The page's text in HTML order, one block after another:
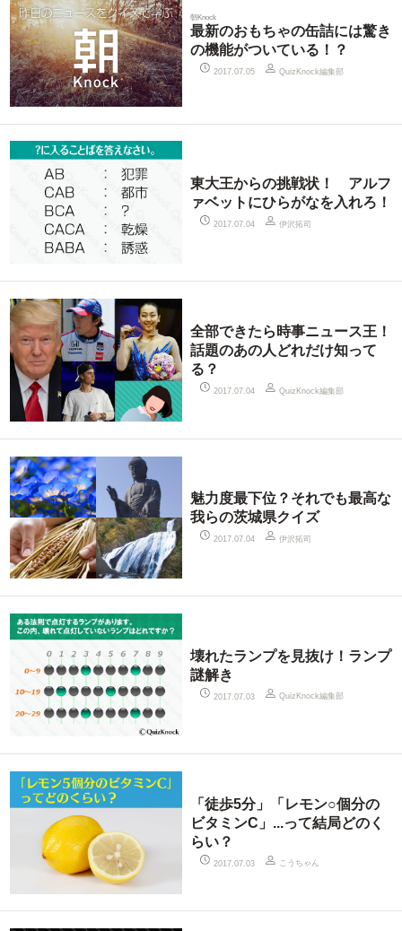
朝Knock
最新のおもちゃの缶詰には驚き
の機能がついている！？
2017.07.05 QuizKnock編集部
東大王からの挑戦状！ アルフ
ァベットにひらがなを入れろ！
2017.07.04 伊沢拓司
全部できたら時事ニュース王！
話題のあの人どれだけ知って
る？
2017.07.04 QuizKnock編集部
魅力度最下位？それでも最高な
我らの茨城県クイズ
2017.07.04 伊沢拓司
壊れたランプを見抜け！ランプ
謎解き
2017.07.03 QuizKnock編集部
「徒歩5分」「レモン○個分の
ビタミンC」...って結局どのく
らい？
2017.07.03 こうちゃん